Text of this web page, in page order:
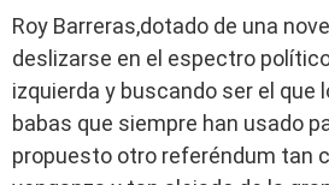
Roy Barreras,dotado de una
deslizarse en el espectro
izquierda y buscando ser el que
babas que siempre han usado
propuesto otro referéndum tan